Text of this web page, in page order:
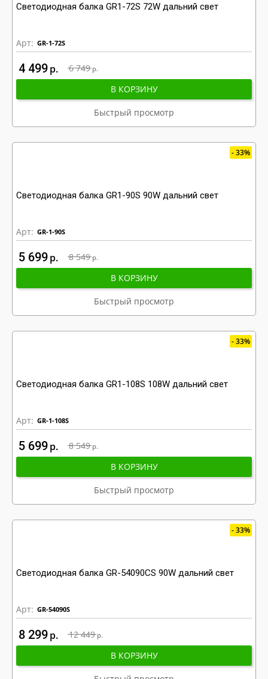
Светодиодная балка GR1-72S 72W дальний свет
Арт: GR-1-72S
6 749 р
4 499р
В КОРЗИНУ
Быстрый просмотр
33%
Светодиодная балка GR1-90S 90W дальний свет
Арт: GR-1-90S
8 549 р
5 699р
В КОРЗИНУ
Быстрый просмотр
33%
Светодиодная балка GR1-108S 108W дальний свет
Арт: GR-1-108S
8 549 р
5 699р
В КОРЗИНУ
Быстрый просмотр
33%
Светодиодная балка GR-54090CS 90W дальний свет
Арт: GR-54090S
12 449 р
8 299р
В КОРЗИНУ